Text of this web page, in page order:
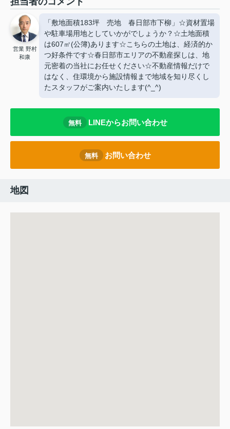
営業 野村
和康
「敷地面積183坪 売地 春日部市下柳」☆資材置場
や駐車場用地としていかがでしょうか？☆土地面積
は607㎡(公簿)あります☆こちらの土地は、経済的か
つ好条件です☆春日部市エリアの不動産探しは、地
元密着の当社にお任せください☆不動産情報だけで
はなく、住環境から施設情報まで地域を知り尽くし
たスタッフがご案内いたします(^_^)
無料 LINEからお問い合わせ
無料 お問い合わせ
地図